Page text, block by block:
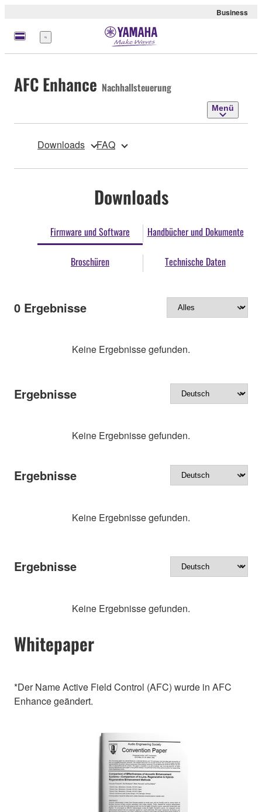
Business
Menü
AFC Enhance Nachhallsteuerung
Menü
Downloads FAQ
Downloads
Firmware und Software Handbücher und Dokumente
Broschüren Technische Daten
0 Ergebnisse
Keine Ergebnisse gefunden.
Ergebnisse
Keine Ergebnisse gefunden.
Ergebnisse
Keine Ergebnisse gefunden.
Ergebnisse
Keine Ergebnisse gefunden.
Whitepaper
*Der Name Active Field Control (AFC) wurde in AFC
Enhance geändert.